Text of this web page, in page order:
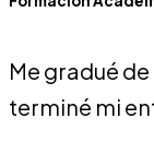
Me gradué de
terminé mi